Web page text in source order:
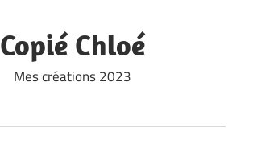
Copié Chloé
Mes créations 2023